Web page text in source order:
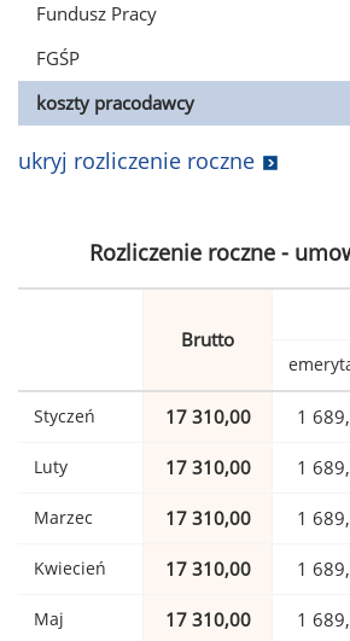
Fundusz Pracy
FGŚP
koszty pracodawcy
ukryj rozliczenie roczne
Rozliczenie roczne -
Brutto
Styczeń 17 310,00 1
Luty 17 310,00 1
Marzec 17 310,00 1
Kwiecień 17 310,00 1
Maj 17 310,00 1